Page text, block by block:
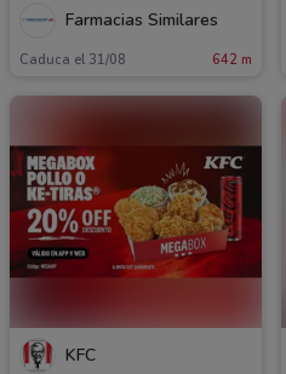
Farmacias Similares
Caduca el 31/08 642 m
KFC